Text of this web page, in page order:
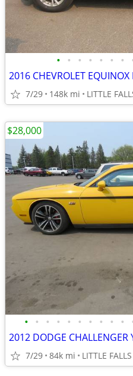
• • • • • • •
7/29 148k mi LITTLE
• • • • • • • • • •
7/29 84k mi LITTLE FALLS
$28,000